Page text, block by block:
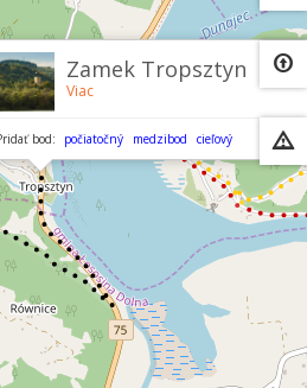
Zamek Tropsztyn
Viac
bod: počiatočný medzibod cieľový